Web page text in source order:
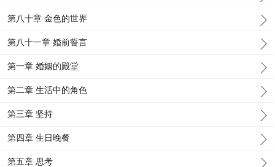
第八十章 金色的世界
第八十一章 婚前誓言
第一章 婚姻的殿堂
第二章 生活中的角色
第三章 坚持
第四章 生日晚餐
第五章 思考